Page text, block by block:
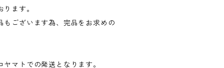
ます。
ございます為、完品をお求めの
マトでの発送となります。